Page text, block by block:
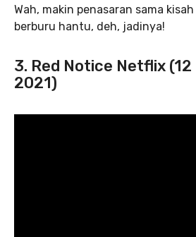
Wah, makin penasaran sama
berburu hantu, deh, jadinya!
3. Red Notice Netflix
2021)